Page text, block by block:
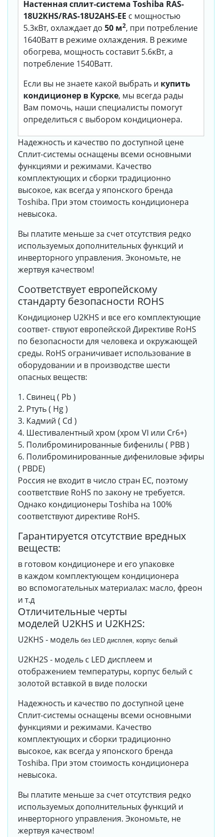
Настенная сплит-система Toshiba RAS-
18U2KHS/RAS-18U2AHS-EE с мощностью
5.3кВт, охлаждает до 50 м2, при потребление
1640Ватт в режиме охлаждения. В режиме
обогрева, мощность составит 5.6кВт, а
потребление 1540Ватт.
Если вы не знаете какой выбрать и купить
кондиционер в Курске, мы всегда рады
Вам помочь, наши специалисты помогут
определиться с выбором кондиционера.
Надежность и качество по доступной цене
Сплит-системы оснащены всеми основными
функциями и режимами. Качество
комплектующих и сборки традиционно
высокое, как всегда у японского бренда
Toshiba. При этом стоимость кондиционера
невысока.
Вы платите меньше за счет отсутствия редко
используемых дополнительных функций и
инверторного управления. Экономьте, не
жертвуя качеством!
Соответствует европейскому
стандарту безопасности ROHS
Кондиционер U2KHS и все его комплектующие
соответ- ствуют европейской Директиве RoHS
по безопасности для человека и окружающей
среды. RoHS ограничивает использование в
оборудовании и в производстве шести
опасных веществ:
1. Свинец ( Pb )
2. Ртуть ( Hg )
3. Кадмий ( Cd )
4. Шестивалентный хром (хром VI или Cr6+)
5. Полиброминированные бифенилы ( PBB )
6. Полиброминированные дифениловые эфиры
( PBDE)
Россия не входит в число стран ЕС, поэтому
соответствие RoHS по закону не требуется.
Однако кондиционеры Toshiba на 100%
соответствуют директиве RoHS.
Гарантируется отсутствие вредных
веществ:
в готовом кондиционере и его упаковке
в каждом комплектующем кондиционера
во вспомогательных материалах: масло, фреон
и т.д
Отличительные черты
моделей U2KHS и U2KH2S:
U2KHS - модель без LED дисплея, корпус белый
U2KH2S - модель с LED дисплеем и
отображением температуры, корпус белый с
золотой вставкой в виде полоски
Надежность и качество по доступной цене
Сплит-системы оснащены всеми основными
функциями и режимами. Качество
комплектующих и сборки традиционно
высокое, как всегда у японского бренда
Toshiba. При этом стоимость кондиционера
невысока.
Вы платите меньше за счет отсутствия редко
используемых дополнительных функций и
инверторного управления. Экономьте, не
жертвуя качеством!